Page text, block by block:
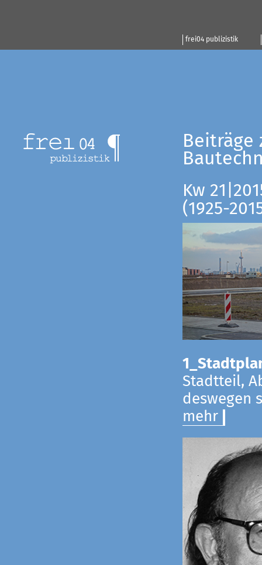
frei04 publizistik
Beiträge
Kw
(1925-
Stadtteil,
deswegen
mehr